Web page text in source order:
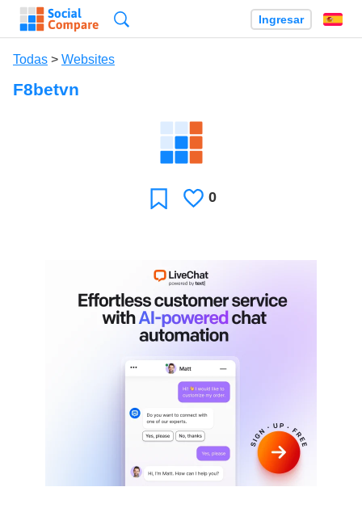
Ingresar
Todas > Websites
F8betvn
Favoritos
Le
0